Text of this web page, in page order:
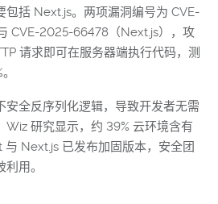
包括 Next.js。两项漏洞编号为 CVE-
CVE-2025-66478（Next.js），攻
请求即可在服务器端执行代码，测
安全反序列化逻辑，导致开发者无需
Wiz 研究显示，约 39% 云环境含有
Next.js 已发布加固版本，安全团
用。